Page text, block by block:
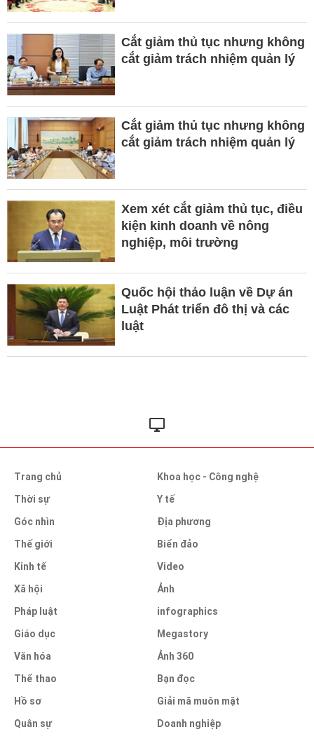
Cắt giảm thủ tục nhưng không
cắt giảm trách nhiệm quản lý
Cắt giảm thủ tục nhưng không
cắt giảm trách nhiệm quản lý
Xem xét cắt giảm thủ tục, điều
kiện kinh doanh về nông
nghiệp, môi trường
Quốc hội thảo luận về Dự án
Luật Phát triển đô thị và các
luật
Trang chủ
Thời sự
Góc nhìn
Thế giới
Kinh tế
Xã hội
Pháp luật
Giáo dục
Văn hóa
Thể thao
Hồ sơ
Quân sự
Khoa học - Công nghệ
Y tế
Địa phương
Biển đảo
Video
Ảnh
infographics
Megastory
Ảnh 360
Bạn đọc
Giải mã muôn mặt
Doanh nghiệp